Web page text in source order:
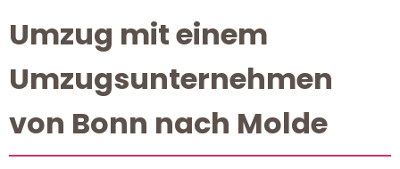
Umzug mit einem
Umzugsunternehmen
von Bonn nach Molde